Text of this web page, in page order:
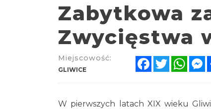
Zabytkowa
Zwycięstwa
Miejscowość:
GLIWICE
FacebookTwitter
W pierwszych latach XIX wieku